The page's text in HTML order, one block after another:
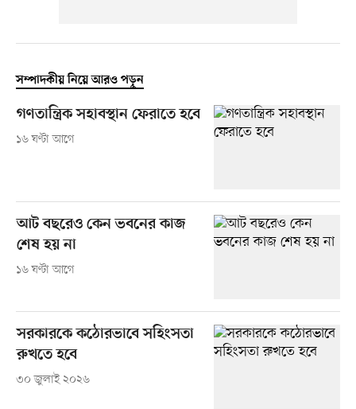
সম্পাদকীয় নিয়ে আরও পড়ুন
গণতান্ত্রিক সহাবস্থান ফেরাতে হবে
১৬ ঘণ্টা আগে
আট বছরেও কেন ভবনের কাজ
শেষ হয় না
১৬ ঘণ্টা আগে
সরকারকে কঠোরভাবে সহিংসতা
রুখতে হবে
৩০ জুলাই ২০২৬